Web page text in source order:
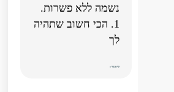
נשמה ללא פשרות.
1. הכי חשוב שתהיה
לך
קרא עוד »